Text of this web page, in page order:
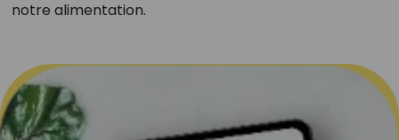
notre alimentation.